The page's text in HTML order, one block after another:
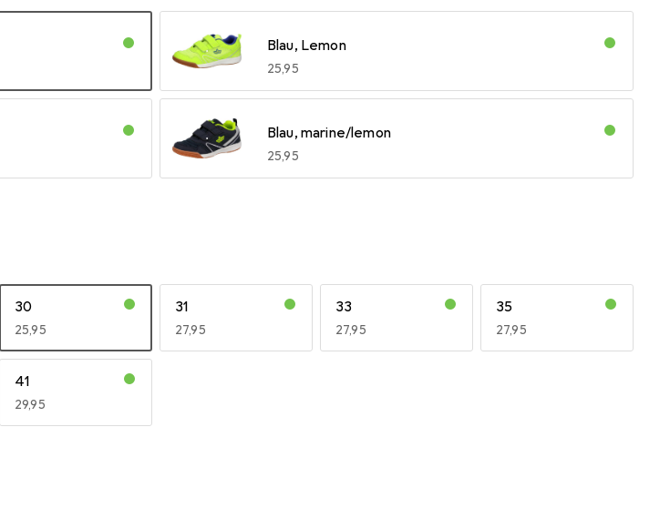
Blau, Lemon
EUR
25,95
Blau, marine/lemon
EUR
25,95
30
EUR
25,95
31
EUR
27,95
33
EUR
27,95
35
EUR
27,95
41
EUR
29,95